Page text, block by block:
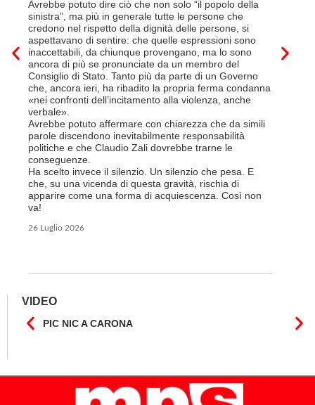
Avrebbe potuto dire ciò che non solo “il popolo della
sinistra”, ma più in generale tutte le persone che
credono nel rispetto della dignità delle persone, si
aspettavano di sentire: che quelle espressioni sono
inaccettabili, da chiunque provengano, ma lo sono
ancora di più se pronunciate da un membro del
Consiglio di Stato. Tanto più da parte di un Governo
che, ancora ieri, ha ribadito la propria ferma condanna
«nei confronti dell’incitamento alla violenza, anche
verbale».
Avrebbe potuto affermare con chiarezza che da simili
parole discendono inevitabilmente responsabilità
politiche e che Claudio Zali dovrebbe trarne le
conseguenze.
Ha scelto invece il silenzio. Un silenzio che pesa. E
che, su una vicenda di questa gravità, rischia di
apparire come una forma di acquiescenza. Così non
va!
26 Luglio 2026
franchi
Questa
VIDEO
PIC NIC A CARONA
IL